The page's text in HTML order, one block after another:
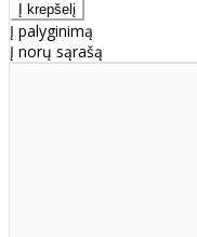
Į palyginimą
Į norų sąrašą